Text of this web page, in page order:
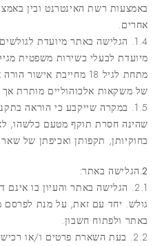
באמצעות רשת האינטרנט ובין
אחרים.
מתחת לגיל 18 מחייבת אישור הורה או אפוטרופוס.
של משקאות אלכוהוליים מותרת אך ורק
1.5. במקרה שייקבע כי הוראה
שהינה חסרת תוקף מטעם כלשהו,
בחוקיותן, תקפותן ואכיפתן של
2.הגלישה באתר:
2.1. הגלישה באתר והעיון בו
גולש. יחד עם זאת, על מנת לפרסם
באתר ולפתוח חשבון.
2.2. בעת השארת פרטים ו/או